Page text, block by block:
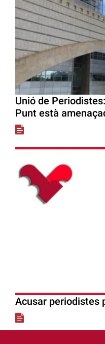
Unió de
Punt està
Acusar periodistes